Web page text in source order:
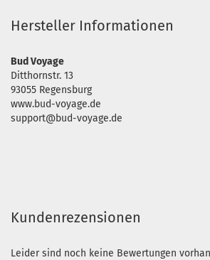
Hersteller Informationen
Bud Voyage
Ditthornstr. 13
93055 Regensburg
www.bud-voyage.de
support@bud-voyage.de
Kundenrezensionen
Leider sind noch keine Bewertungen